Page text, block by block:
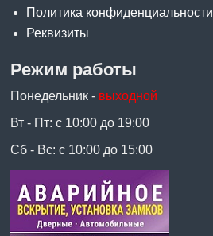
Политика конфиденциальности
Реквизиты
Режим работы
Понедельник - выходной
Вт - Пт: с 10:00 до 19:00
Сб - Вс: с 10:00 до 15:00